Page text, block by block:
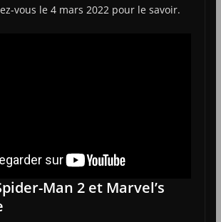
vous le 4 mars 2022 pour le savoir.
Man 2 et Marvel’s